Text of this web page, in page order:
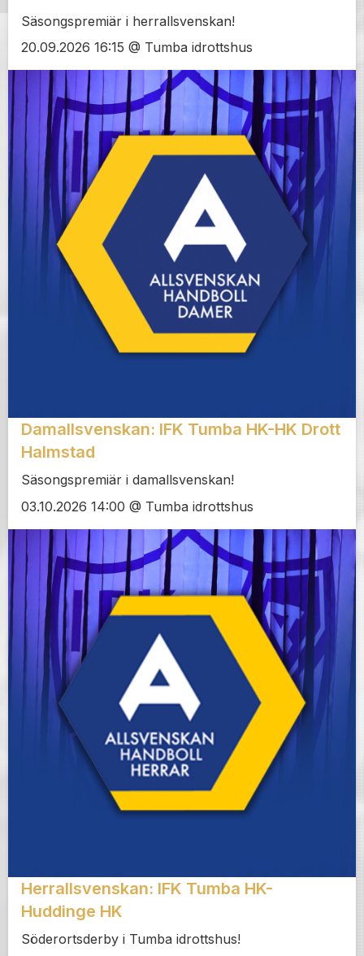
Säsongspremiär i herrallsvenskan!
20.09.2026 16:15 @ Tumba idrottshus
Damallsvenskan: IFK Tumba HK-HK Drott
Halmstad
Säsongspremiär i damallsvenskan!
03.10.2026 14:00 @ Tumba idrottshus
Herrallsvenskan: IFK Tumba HK-
Huddinge HK
Söderortsderby i Tumba idrottshus!